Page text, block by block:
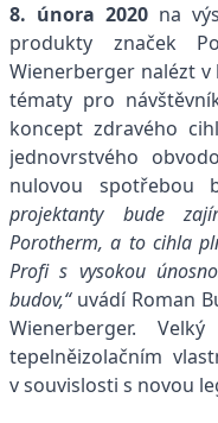
8. února 2020na
produkty značek
Wienerberger nalézt v
tématy pro
koncept zdravého
jednovrstvého
nulovou spotřebou
projektanty bude
Porotherm, a to cihla
Profi s vysokou
budov,“uvádí Roman
Wienerberger.
tepelněizolačním
v souvislosti s novou